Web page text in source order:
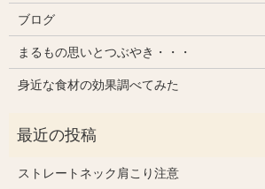
ブログ
まるもの思いとつぶやき・・・
身近な食材の効果調べてみた
ストレートネック肩こり注意